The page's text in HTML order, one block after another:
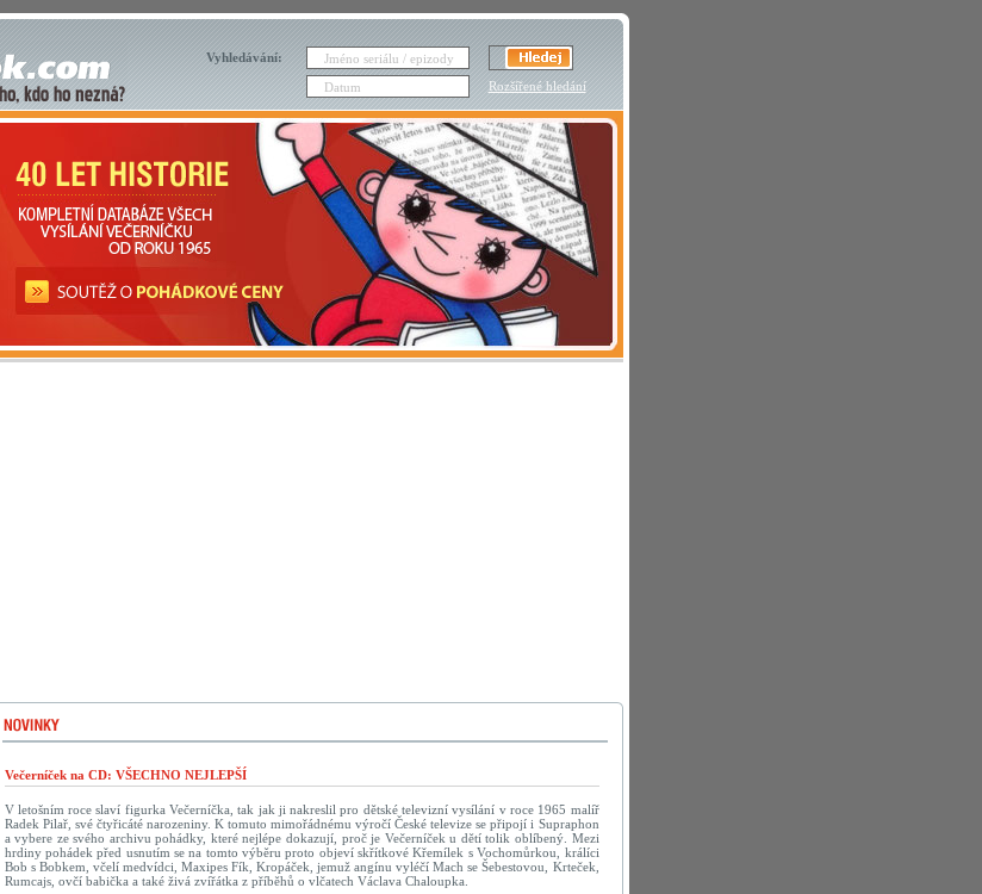
Vyhledávání:
Rozšířené hledání
Večerníček na CD: VŠECHNO NEJLEPŠÍ
V letošním roce slaví figurka Večerníčka, tak jak ji nakreslil pro dětské televizní vysílání v roce 1965 malíř
Radek Pilař, své čtyřicáté narozeniny. K tomuto mimořádnému výročí České televize se připojí i Supraphon
a vybere ze svého archivu pohádky, které nejlépe dokazují, proč je Večerníček u dětí tolik oblíbený. Mezi
hrdiny pohádek před usnutím se na tomto výběru proto objeví skřítkové Křemílek s Vochomůrkou, králíci
Bob s Bobkem, včelí medvídci, Maxipes Fík, Kropáček, jemuž angínu vyléčí Mach se Šebestovou, Krteček,
Rumcajs, ovčí babička a také živá zvířátka z příběhů o vlčatech Václava Chaloupka.